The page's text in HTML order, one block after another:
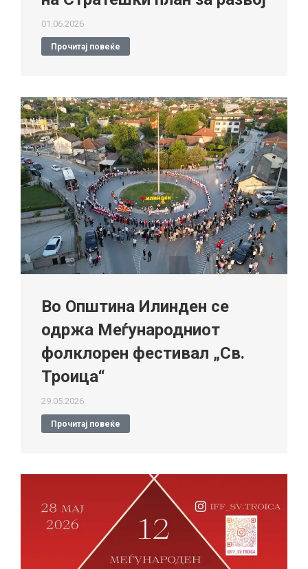
01.06.2026
Прочитај повеќе
Во Општина Илинден се
одржа Меѓународниот
фолклорен фестивал „Св.
Троица“
29.05.2026
Прочитај повеќе